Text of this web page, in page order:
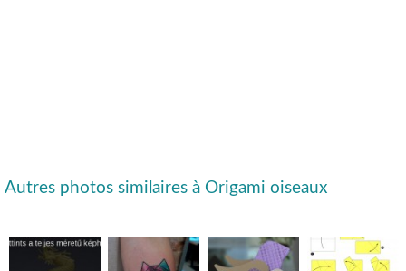
Autres photos similaires à Origami oiseaux